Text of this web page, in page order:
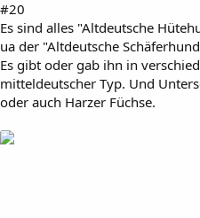
#20
Es sind alles "Altdeutsche
ua der "Altdeutsche
Es gibt oder gab ihn in
mitteldeutscher Typ. Und
oder auch Harzer Füchse.